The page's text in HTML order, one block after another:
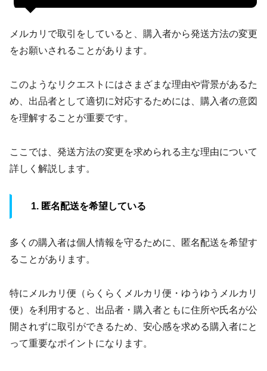
メルカリで取引をしていると、購入者から発送方法の変更
をお願いされることがあります。
このようなリクエストにはさまざまな理由や背景があるた
め、出品者として適切に対応するためには、購入者の意図
を理解することが重要です。
ここでは、発送方法の変更を求められる主な理由について
詳しく解説します。
1. 匿名配送を希望している
多くの購入者は個人情報を守るために、匿名配送を希望す
ることがあります。
特にメルカリ便（らくらくメルカリ便・ゆうゆうメルカリ
便）を利用すると、出品者・購入者ともに住所や氏名が公
開されずに取引ができるため、安心感を求める購入者にと
って重要なポイントになります。